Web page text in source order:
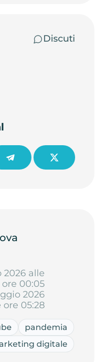
Discuti
2026 alle
ore 00:05
2026
ore 05:28
pandemia
digitale